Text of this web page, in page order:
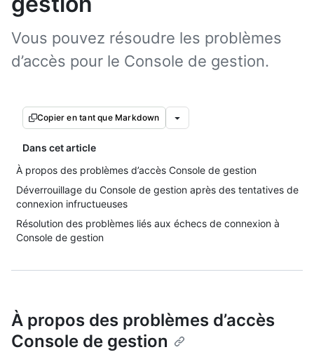
Vous pouvez résoudre les problèmes
d’accès pour le Console de gestion.
Copier en tant que Markdown
Dans cet article
À propos des problèmes d’accès Console de gestion
Déverrouillage du Console de gestion après des tentatives de
connexion infructueuses
Résolution des problèmes liés aux échecs de connexion à
Console de gestion
À propos des problèmes d’accès
Console de gestion